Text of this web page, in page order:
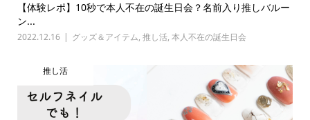
【体験レポ】10秒で本人不在の誕生日会？名前入り推しバルー
ン...
2022.12.16 グッズ＆アイテム, 推し活, 本人不在の誕生日会
推し活